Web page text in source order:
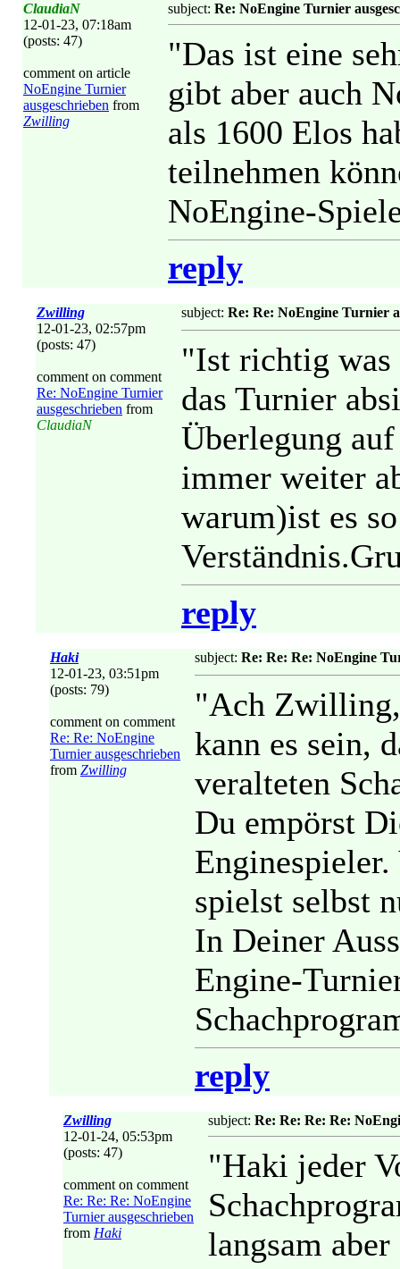
ClaudiaN
12-01-23, 07:18am
(posts: 47)
comment on article
NoEngine Turnier
ausgeschrieben from
Zwilling
subject: Re: NoEngine Turnier
"Das ist eine
gibt aber auch
als 1600 Elos
teilnehmen
NoEngine-
reply
Zwilling
12-01-23, 02:57pm
(posts: 47)
comment on comment
Re: NoEngine Turnier
ausgeschrieben from
ClaudiaN
subject: Re: Re: NoEngine Turnier
"Ist richtig was
das Turnier
Überlegung
immer weiter
warum)ist es
reply
Haki
12-01-23, 03:51pm
(posts: 79)
comment on comment
Re: Re: NoEngine
Turnier ausgeschrieben
from Zwilling
subject: Re: Re: Re: NoEngine
"Ach Zwilling,
kann es sein,
veralteten
Du empörst
spielst selbst
In Deiner
Engine-
reply
Zwilling
12-01-24, 05:53pm
(posts: 47)
comment on comment
Re: Re: Re: NoEngine
Turnier ausgeschrieben
from Haki
subject: Re: Re: Re: Re:
"Haki jeder
langsam